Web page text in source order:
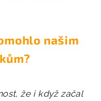
našim
že i když začal